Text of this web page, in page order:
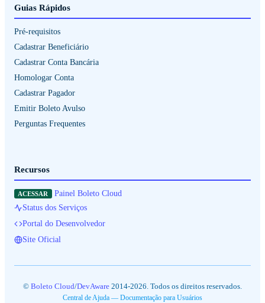
Guias Rápidos
Pré-requisitos
Cadastrar Beneficiário
Cadastrar Conta Bancária
Homologar Conta
Cadastrar Pagador
Emitir Boleto Avulso
Perguntas Frequentes
Recursos
ACESSAR
Painel Boleto Cloud
Status dos Serviços
Portal do Desenvolvedor
Site Oficial
© Boleto Cloud/DevAware 2014-2026. Todos os direitos reservados.
Central de Ajuda — Documentação para Usuários